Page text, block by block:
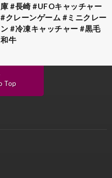
庫 #長崎 #UFOキャッチャー
#クレーンゲーム #ミニクレー
ン #冷凍キャッチャー #黒毛
和牛
Top